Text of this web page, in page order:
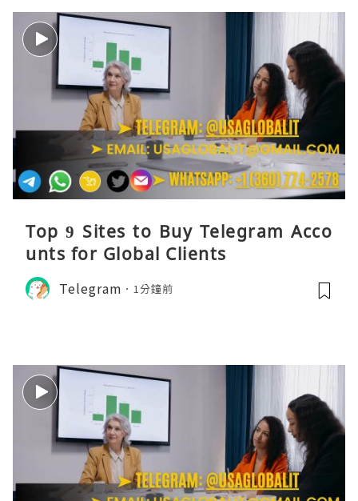
Top 9 Sites to Buy Telegram Acco
unts for Global Clients
Telegram 1分鐘前